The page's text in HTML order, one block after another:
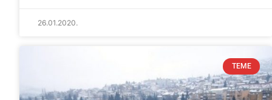
26.01.2020.
TEME